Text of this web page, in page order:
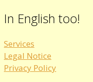
In English too!
Services
Legal Notice
Privacy Policy